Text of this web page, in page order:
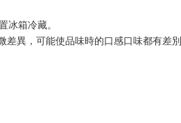
箱冷藏。
異，可能使品味時的口感口味都有差